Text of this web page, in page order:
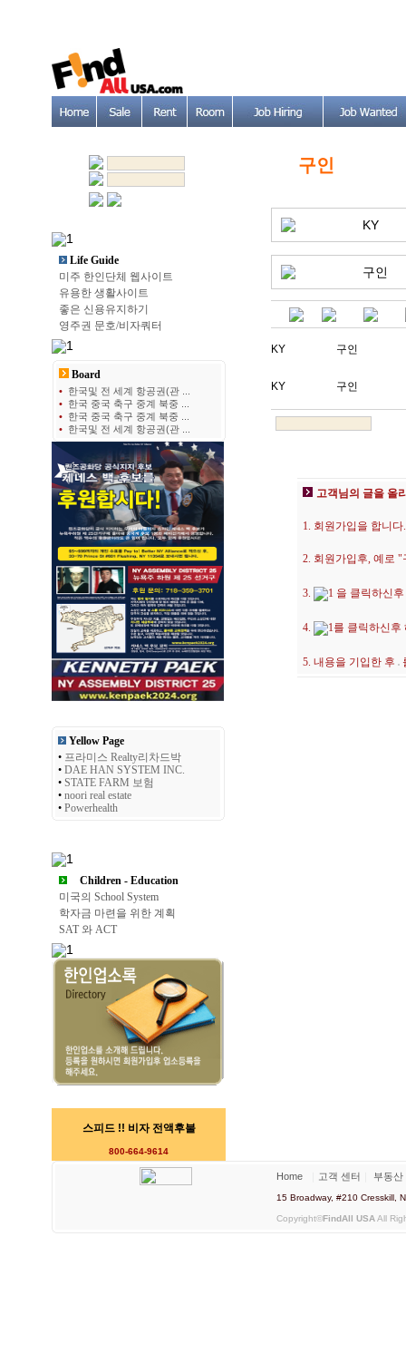
Life Guide
미주 한인단체 웹사이트
유용한 생활사이트
좋은 신용유지하기
영주권 문호/비자쿼터
Board
• 한국및 전 세계 항공권(관 ...
• 한국 중국 축구 중계 북중 ...
• 한국 중국 축구 중계 북중 ...
• 한국및 전 세계 항공권(관 ...
Yellow Page
• 프라미스 Realty리차드박
• DAE HAN SYSTEM INC.
• STATE FARM 보험
• noori real estate
• Powerhealth
Children - Education
미국의 School System
학자금 마련을 위한 계획
SAT 와 ACT
스피드 !! 비자 전액후불
800-664-9614
구인
KY
구인
KY 구인
KY 구인
고객님의 글을 올
1. 회원가입을 합니다.
2. 회원가입후, 예로
3. 을 클릭하신
4. 를 클릭하신후
5. 내용을 기입한 후
Home 고객 센터 부동산
15 Broadway, #210 Cresskill,
Copyright©FindAll USAAll